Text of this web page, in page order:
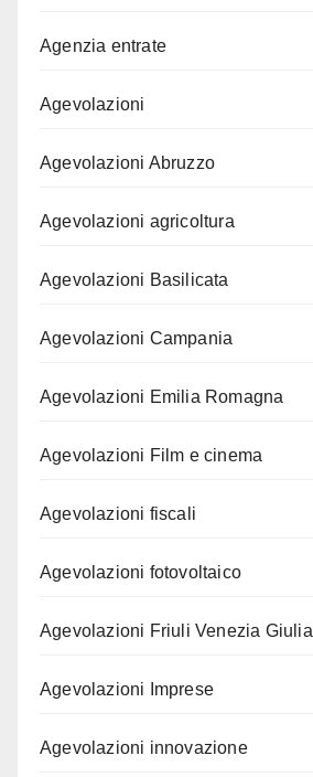
Agenzia entrate
Agevolazioni
Agevolazioni Abruzzo
Agevolazioni agricoltura
Agevolazioni Basilicata
Agevolazioni Campania
Agevolazioni Emilia Romagna
Agevolazioni Film e cinema
Agevolazioni fiscali
Agevolazioni fotovoltaico
Agevolazioni Friuli Venezia Giulia
Agevolazioni Imprese
Agevolazioni innovazione